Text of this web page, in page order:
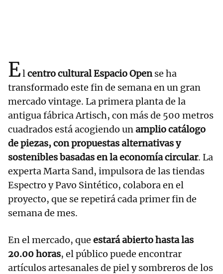
Elcentro cultural Espacio Opense ha
transformado este fin de semana en un gran
mercado vintage. La primera planta de la
antigua fábrica Artisch, con más de 500 metros
cuadrados está acogiendo unamplio catálogo
de piezas, con propuestas alternativas y
sostenibles basadas en la economía circular. La
experta Marta Sand, impulsora de las tiendas
Espectro y Pavo Sintético, colabora en el
proyecto, que se repetirá cada primer fin de
semana de mes.
En el mercado, que estará abierto hasta las
20.00 horas, el público puede encontrar
artículos artesanales de piel y sombreros de los